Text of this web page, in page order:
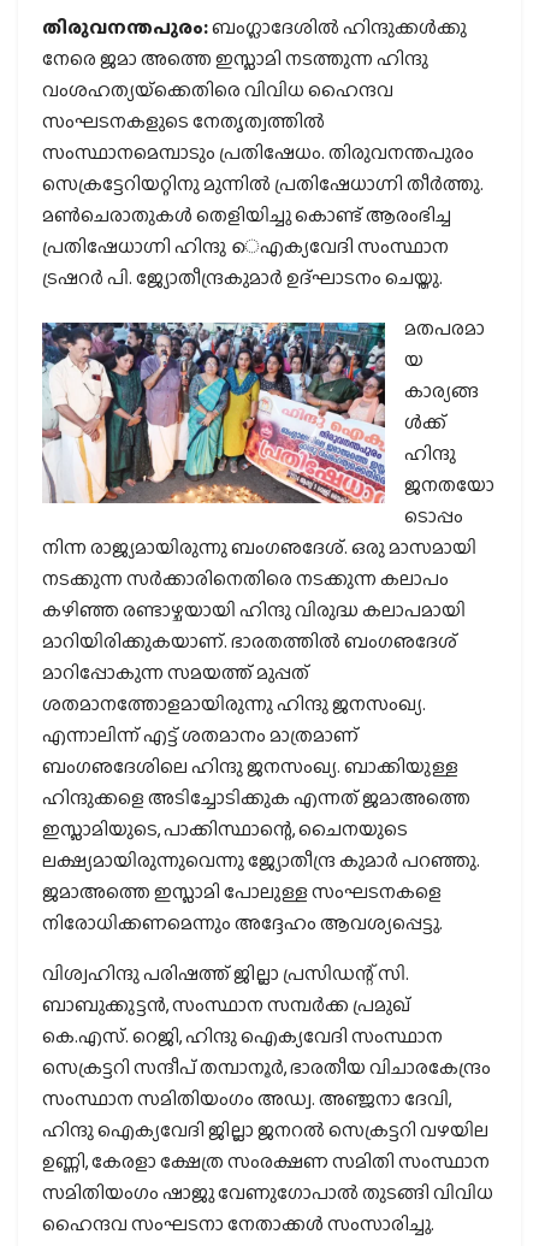
തിരുവനന്തപുരം:ബംഗ്ലാദേശില്‍ ഹിന്ദുക്കള്‍ക്കു
നേരെ ജമാ അത്തെ ഇസ്ലാമി നടത്തുന്ന ഹിന്ദു
വംശഹത്യയ്‌ക്കെതിരെ വിവിധ ഹൈന്ദവ
സംഘടനകളുടെ നേതൃത്വത്തില്‍
സംസ്ഥാനമെമ്പാടും പ്രതിഷേധം. തിരുവനന്തപുരം
സെക്രട്ടേറിയറ്റിനു മുന്നില്‍ പ്രതിഷേധാഗ്നി തീര്‍ത്തു.
മണ്‍ചെരാതുകള്‍ തെളിയിച്ചു കൊണ്ട് ആരംഭിച്ച
പ്രതിഷേധാഗ്നി ഹിന്ദു െഎക്യവേദി സംസ്ഥാന
ട്രഷറര്‍ പി. ജ്യോതീന്ദ്രകുമാര്‍ ഉദ്ഘാടനം ചെയ്തു.
മതപരമാ
യ
കാര്യങ്ങ
ള്‍ക്ക്
ഹിന്ദു
ജനതയോ
ടൊപ്പം
നിന്ന രാജ്യമായിരുന്നു ബംഗഌദേശ്. ഒരു മാസമായി
നടക്കുന്ന സര്‍ക്കാരിനെതിരെ നടക്കുന്ന കലാപം
കഴിഞ്ഞ രണ്ടാഴ്ചയായി ഹിന്ദു വിരുദ്ധ കലാപമായി
മാറിയിരിക്കുകയാണ്. ഭാരതത്തില്‍ ബംഗഌദേശ്
മാറിപ്പോകുന്ന സമയത്ത് മുപ്പത്
ശതമാനത്തോളമായിരുന്നു ഹിന്ദു ജനസംഖ്യ.
എന്നാലിന്ന് എട്ട് ശതമാനം മാത്രമാണ്
ബംഗഌദേശിലെ ഹിന്ദു ജനസംഖ്യ. ബാക്കിയുള്ള
ഹിന്ദുക്കളെ അടിച്ചോടിക്കുക എന്നത് ജമാഅത്തെ
ഇസ്ലാമിയുടെ, പാക്കിസ്ഥാന്റെ, ചൈനയുടെ
ലക്ഷ്യമായിരുന്നുവെന്നു ജ്യോതീന്ദ്ര കുമാര്‍ പറഞ്ഞു.
ജമാഅത്തെ ഇസ്ലാമി പോലുള്ള സംഘടനകളെ
നിരോധിക്കണമെന്നും അദ്ദേഹം ആവശ്യപ്പെട്ടു.
വിശ്വഹിന്ദു പരിഷത്ത് ജില്ലാ പ്രസിഡന്റ് സി.
ബാബുക്കുട്ടന്‍, സംസ്ഥാന സമ്പര്‍ക്ക പ്രമുഖ്
കെ.എസ്. റെജി, ഹിന്ദു ഐക്യവേദി സംസ്ഥാന
സെക്രട്ടറി സന്ദീപ് തമ്പാനൂര്‍, ഭാരതീയ വിചാരകേന്ദ്രം
സംസ്ഥാന സമിതിയംഗം അഡ്വ. അഞ്ജനാ ദേവി,
ഹിന്ദു ഐക്യവേദി ജില്ലാ ജനറല്‍ സെക്രട്ടറി വഴയില
ഉണ്ണി, കേരളാ ക്ഷേത്ര സംരക്ഷണ സമിതി സംസ്ഥാന
സമിതിയംഗം ഷാജു വേണുഗോപാല്‍ തുടങ്ങി വിവിധ
ഹൈന്ദവ സംഘടനാ നേതാക്കള്‍ സംസാരിച്ചു.